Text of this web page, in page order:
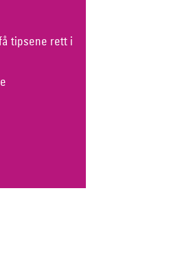
tipsene rett i